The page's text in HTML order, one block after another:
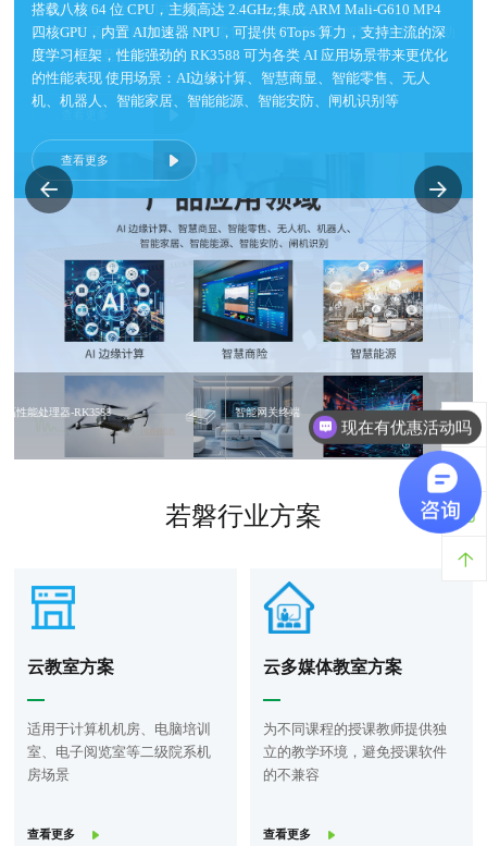
搭载八核 64 位 CPU，主频高达 2.4GHz;集成 ARM Mali-G610 MP4
四核GPU，内置 AI加速器 NPU，可提供 6Tops 算力，支持主流的深
度学习框架，性能强劲的 RK3588 可为各类 AI 应用场景带来更优化
的性能表现 使用场景：AI边缘计算、智慧商显、智能零售、无人
机、机器人、智能家居、智能能源、智能安防、闸机识别等
查看更多
行业进行数据采集传输与控制。多网口可实现设备之间数据交换，支
持以太网、4G网络、WIFI多种网络传输协议。用户通过简单指令即
可方便的采集设备的开关信号、计数信号以及输出信号对设备的控
制，从而轻松实现产品的互通互联
等多种接口。全封闭式防水防尘防震设计，支持7*24小时稳定运
行，场景涵盖智能家居，智慧零售，智慧停车场，智慧充电桩，自助
终端机，智慧健身等场景
搭载八核 64 位 CPU，主频高达 2.4GHz;集成 ARM Mali-G610 MP4
四核GPU，内置 AI加速器 NPU，可提供 6Tops 算力，支持主流的深
度学习框架，性能强劲的 RK3588 可为各类 AI 应用场景带来更优化
的性能表现 使用场景：AI边缘计算、智慧商显、智能零售、无人
机、机器人、智能家居、智能能源、智能安防、闸机识别等
查看更多
行业进行数据采集传输与控制。多网口可实现设备之间数据交换，支
持以太网、4G网络、WIFI多种网络传输协议。用户通过简单指令即
可方便的采集设备的开关信号、计数信号以及输出信号对设备的控
制，从而轻松实现产品的互通互联
等多种接口。全封闭式防水防尘防震设计，支持7*24小时稳定运
行，场景涵盖智能家居，智慧零售，智慧停车场，智慧充电桩，自助
终端机，智慧健身等场景
搭载八核 64 位 CPU，主频高达 2.4GHz;集成 ARM Mali-G610 MP4
四核GPU，内置 AI加速器 NPU，可提供 6Tops 算力，支持主流的深
度学习框架，性能强劲的 RK3588 可为各类 AI 应用场景带来更优化
的性能表现 使用场景：AI边缘计算、智慧商显、智能零售、无人
机、机器人、智能家居、智能能源、智能安防、闸机识别等
查看更多
行业进行数据采集传输与控制。多网口可实现设备之间数据交换，支
持以太网、4G网络、WIFI多种网络传输协议。用户通过简单指令即
可方便的采集设备的开关信号、计数信号以及输出信号对设备的控
制，从而轻松实现产品的互通互联
等多种接口。全封闭式防水防尘防震设计，支持7*24小时稳定运
行，场景涵盖智能家居，智慧零售，智慧停车场，智慧充电桩，自助
终端机，智慧健身等场景
高性能处理器-RK3588 智能网关终端
若磐行业方案
云教室方案
适用于计算机机房、电脑培训
室、电子阅览室等二级院系机
房场景
查看更多
云多媒体教室方案
为不同课程的授课教师提供独
立的教学环境，避免授课软件
的不兼容
查看更多
现在有优惠活动吗